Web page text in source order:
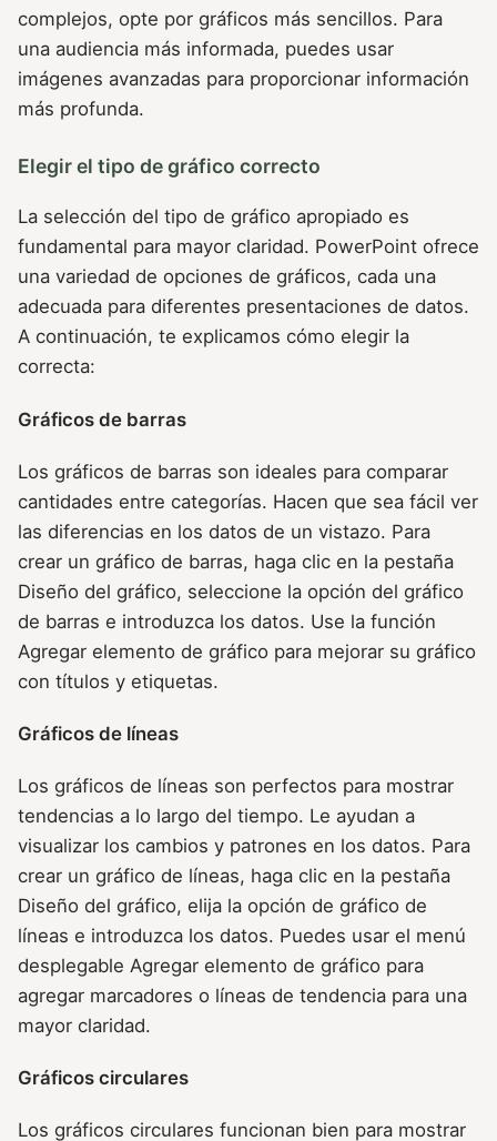
complejos, opte por gráficos más sencillos. Para
una audiencia más informada, puedes usar
imágenes avanzadas para proporcionar información
más profunda.
Elegir el tipo de gráfico correcto
La selección del tipo de gráfico apropiado es
fundamental para mayor claridad. PowerPoint ofrece
una variedad de opciones de gráficos, cada una
adecuada para diferentes presentaciones de datos.
A continuación, te explicamos cómo elegir la
correcta:
Gráficos de barras
Los gráficos de barras son ideales para comparar
cantidades entre categorías. Hacen que sea fácil ver
las diferencias en los datos de un vistazo. Para
crear un gráfico de barras, haga clic en la pestaña
Diseño del gráfico, seleccione la opción del gráfico
de barras e introduzca los datos. Use la función
Agregar elemento de gráfico para mejorar su gráfico
con títulos y etiquetas.
Gráficos de líneas
Los gráficos de líneas son perfectos para mostrar
tendencias a lo largo del tiempo. Le ayudan a
visualizar los cambios y patrones en los datos. Para
crear un gráfico de líneas, haga clic en la pestaña
Diseño del gráfico, elija la opción de gráfico de
líneas e introduzca los datos. Puedes usar el menú
desplegable Agregar elemento de gráfico para
agregar marcadores o líneas de tendencia para una
mayor claridad.
Gráficos circulares
Los gráficos circulares funcionan bien para mostrar